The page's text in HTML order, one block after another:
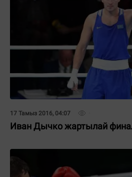
17 Тамыз 2016, 04:07
Иван Дычко жартылай